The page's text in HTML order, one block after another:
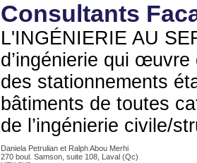
Consultants
L'INGÉNIERIE AU
d’ingénierie qui
des stationnements
bâtiments de toutes
de l’ingénierie civile/
Daniela Petrulian et Ralph Abou Merhi
270 boul. Samson, suite 108, Laval (Qc)